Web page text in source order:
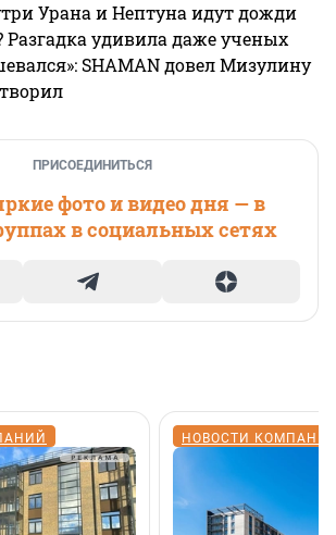
Урана и Нептуна идут дожди
Разгадка удивила даже ученых
SHAMAN довел Мизулину
ПРИСОЕДИНИТЬСЯ
фото и видео дня — в
в социальных сетях
НОВОСТИ